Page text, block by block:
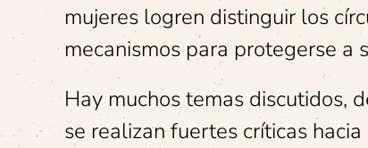
mujeres logren distinguir los
mecanismos para protegerse a
Hay muchos temas discutidos,
se realizan fuertes críticas